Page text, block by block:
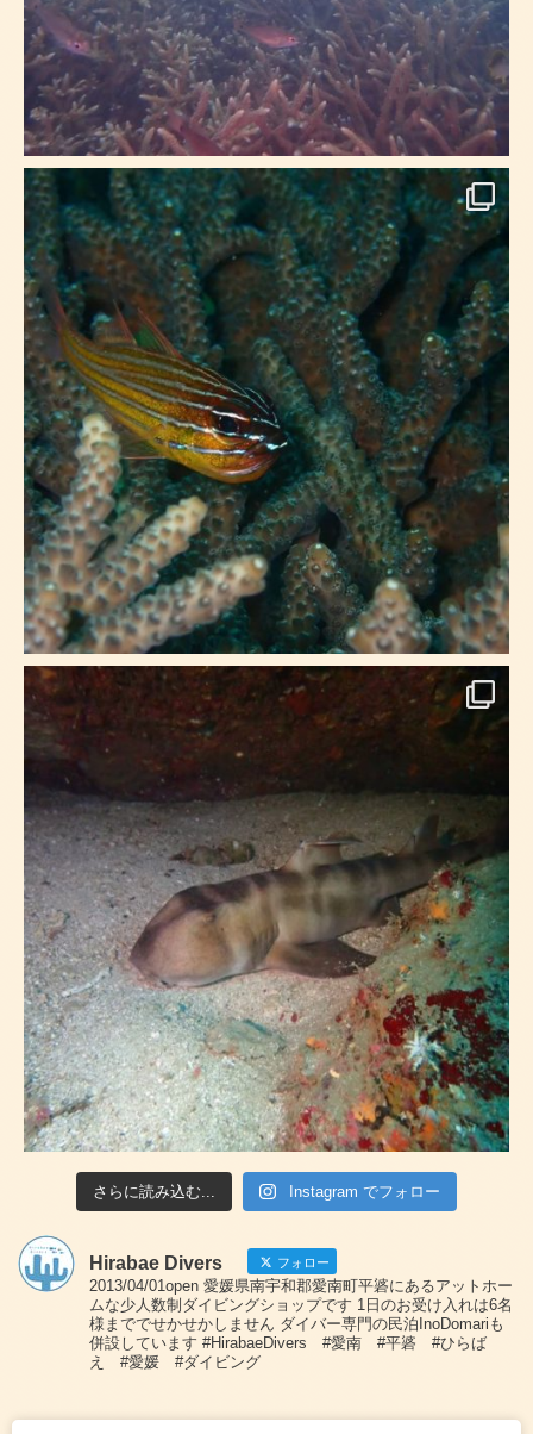
さらに読み込む... Instagram でフォロー
Hirabae Divers フォロー
2013/04/01open 愛媛県南宇和郡愛南町平碆にあるアットホー
ムな少人数制ダイビングショップです 1日のお受け入れは6名
様まででせかせかしません ダイバー専門の民泊InoDomariも
併設しています #HirabaeDivers #愛南 #平碆 #ひらば
え #愛媛 #ダイビング